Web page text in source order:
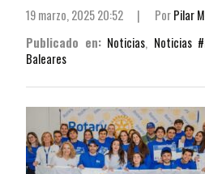
19 marzo, 2025 20:52 | PorPilar
Publicado en: Noticias, Noticias
Baleares